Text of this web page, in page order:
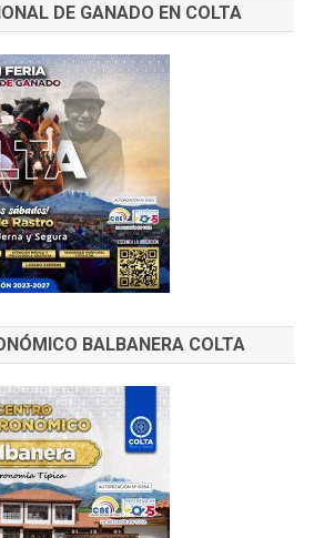
DE GANADO EN COLTA
BALBANERA COLTA